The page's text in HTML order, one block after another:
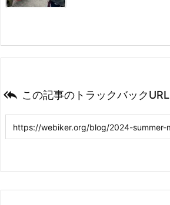
 この記事のトラックバックURL